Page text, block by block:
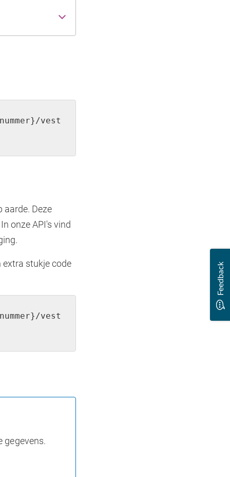
vest
aarde. Deze
onze API's vind
extra stukje code
vest
gegevens.
Feedback